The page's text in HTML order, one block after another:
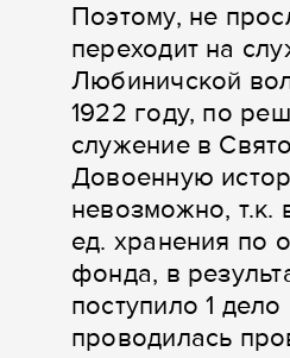
Поэтому, не
переходит на
Любиничской
1922 году, по
служение в
Довоенную
невозможно, т.к.
ед. хранения по
фонда, в
поступило 1
проводилась